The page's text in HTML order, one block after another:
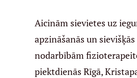
Aicinām sievietes uz
apzināšanās un
nodarbībām
piektdienās Rīgā,